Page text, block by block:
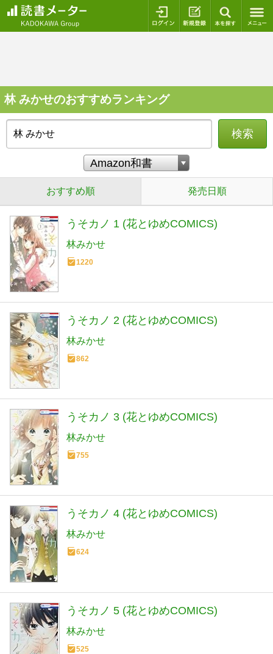
ログイン 新規登録
林 みかせのおすすめランキング
検索
おすすめ順 発売日順
うそカノ 1 (花とゆめCOMICS)
林みかせ
1220
うそカノ 2 (花とゆめCOMICS)
林みかせ
862
うそカノ 3 (花とゆめCOMICS)
林みかせ
755
うそカノ 4 (花とゆめCOMICS)
林みかせ
624
うそカノ 5 (花とゆめCOMICS)
林みかせ
525